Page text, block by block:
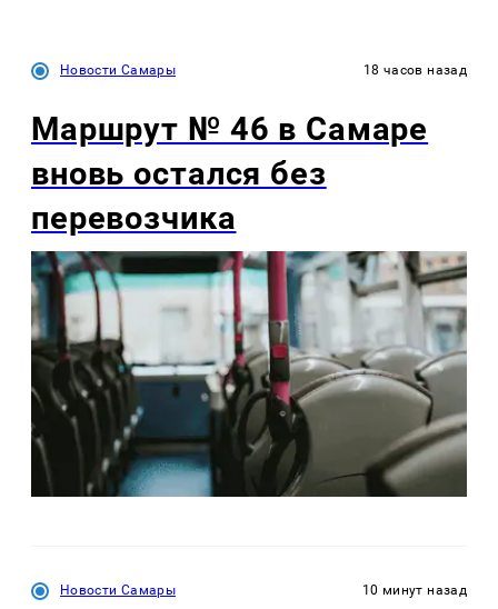
Новости Самары 18 часов назад
Маршрут № 46 в Самаре
вновь остался без
перевозчика
Новости Самары 10 минут назад